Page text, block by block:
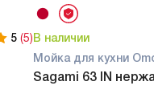
5 (5)В наличии
Мойка для кухни
Sagami 63 IN